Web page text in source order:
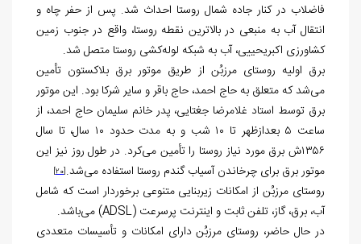
فاضلاب در کنار جاده شمال روستا احداث شد. پس از حفر چاه و
انتقال آب به منبعی در بالاترین نقطه روستا، واقع در جنوب زمین
کشاورزی اکبریحییی، آب به شبکه لوله‌کشی روستا متصل شد.
برق اولیه روستای مرزبُن از طریق موتور برق بلاکستون تأمین
می‌شد که متعلق به حاج احمد، حاج باقر و سایر شرکا بود. این موتور
برق توسط استاد غلامرضا جغتایی، پدر خانم سلیمان حاج احمد، از
ساعت ۵ بعدازظهر تا ۱۰ شب و به مدت حدود ۱۰ سال، تا سال
۱۳۵۶ش برق مورد نیاز روستا را تأمین می‌کرد. در طول روز نیز این
موتور برق برای چرخاندن آسیاب گندم روستا استفاده می‌شد.[20]
روستای مرزبُن از امکانات زیربنایی متنوعی برخوردار است که شامل
آب، برق، گاز، تلفن ثابت و اینترنت پرسرعت (ADSL) می‌باشد.
در حال حاضر، روستای مرزبُن دارای امکانات و تأسیسات متعددی